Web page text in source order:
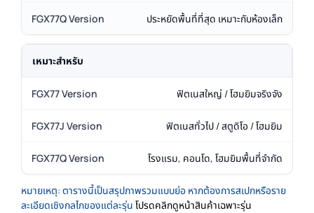
ประหยัดพื้นที่ที่สุด เหมาะกับห้องเล็ก
เหมาะสำหรับ
ฟิตเนสใหญ่ / โฮมยิมจริงจัง
ฟิตเนสทั่วไป / สตูดิโอ / โฮมยิม
โรงแรม, คอนโด, โฮมยิมพื้นที่จำกัด
หมายเหตุ: ตารางนี้เป็นสรุปภาพรวมแบบย่อ หากต้องการสเปกหรือราย
ละเอียดเชิงกลไกของแต่ละรุ่น โปรดคลิกดูหน้าสินค้าเฉพาะรุ่น